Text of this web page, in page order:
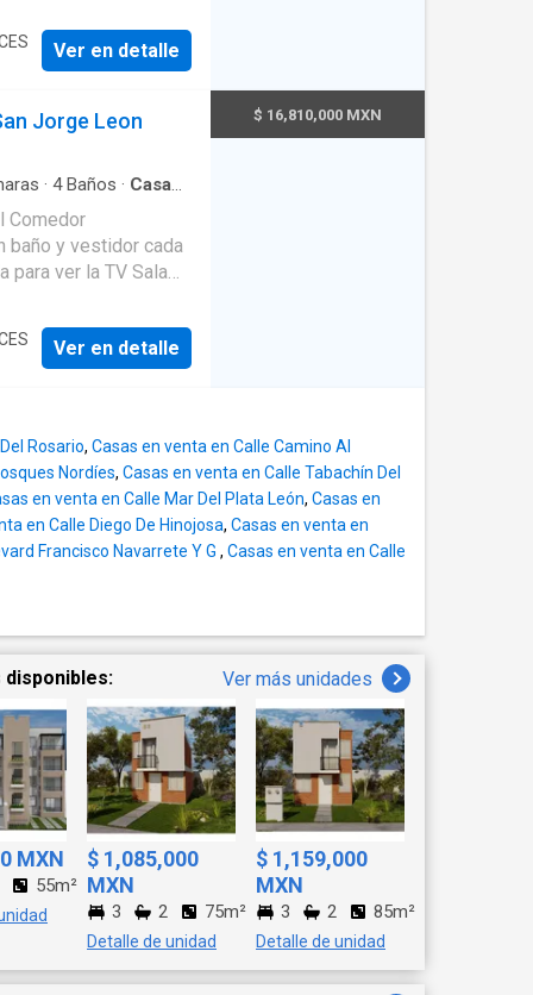
campana
usar como salón
en azulejo color
diferentes aljibes
y
Ver en detalle
Jorge Leon
· 4Baños · Casa
para personas
·Sala polivalente·
·Jacuzzi ·Agua·
Gas Estacionario
Ver en detalle
$ 16,810,000 MXN
Rosario, Casas en venta en Calle Camino Al
Nordíes, Casas en venta en Calle Tabachín Del
en venta en Calle Mar Del Plata León, Casas en
en Calle Diego De Hinojosa, Casas en venta en
Francisco Navarrete Y G , Casas en venta en Calle
disponibles: Ver más unidades
MXN
55m²
$ 1,085,000
MXN
3 2 75m²
Detalle de unidad
$ 1,159,000
MXN
3 2 85m²
Detalle de unidad